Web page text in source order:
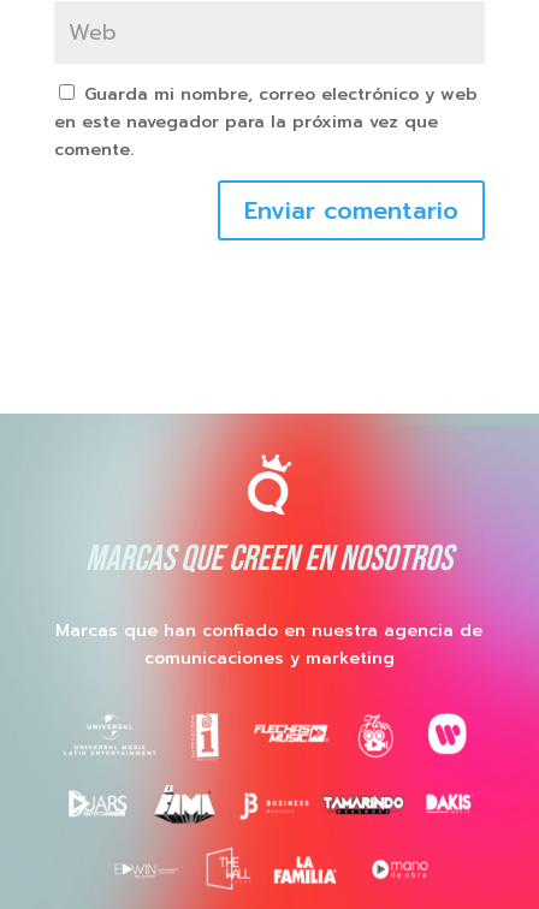
Guarda mi nombre, correo electrónico y web
en este navegador para la próxima vez que
comente.
Enviar comentario
MARCAS QUE CREEN EN NOSOTROS
Marcas que han confiado en nuestra agencia de
comunicaciones y marketing